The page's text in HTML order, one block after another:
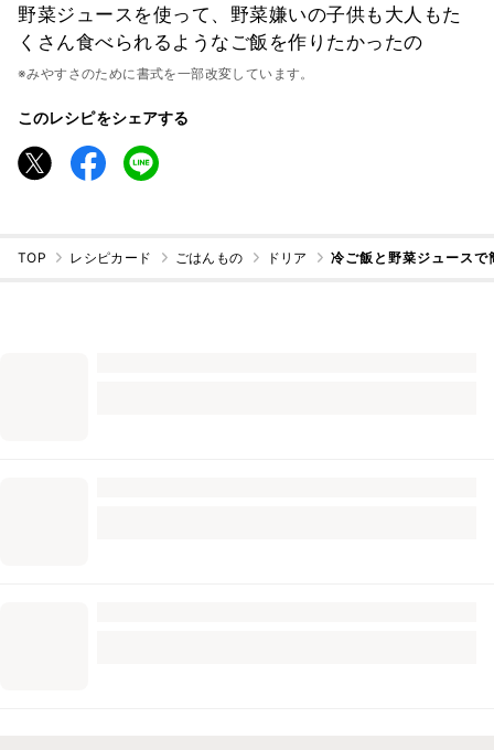
野菜ジュースを使って、野菜嫌いの子供も大人もた
くさん食べられるようなご飯を作りたかったの
※みやすさのために書式を一部改変しています。
このレシピをシェアする
TOP レシピカード ごはんもの ドリア 冷ご飯と野菜ジュース